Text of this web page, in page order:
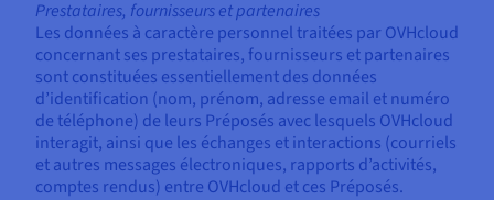
Prestataires, fournisseurs et partenaires
Les données à caractère personnel traitées par OVHcloud
concernant ses prestataires, fournisseurs et partenaires
sont constituées essentiellement des données
d’identification (nom, prénom, adresse email et numéro
de téléphone) de leurs Préposés avec lesquels OVHcloud
interagit, ainsi que les échanges et interactions (courriels
et autres messages électroniques, rapports d’activités,
comptes rendus) entre OVHcloud et ces Préposés.